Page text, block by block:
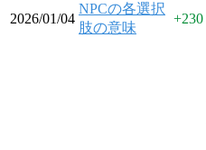
2026/01/04
NPCの各選択
肢の意味
+230